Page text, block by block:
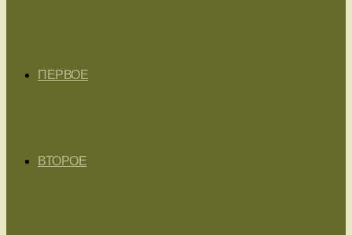
ПЕРВОЕ
ВТОРОЕ